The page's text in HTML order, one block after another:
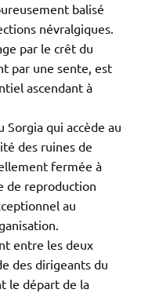
balisé
névralgiques.
par le crêt du
par une sente, est
ascendant à
qui accède au
des ruines de
fermée à
de reproduction
au
entre les deux
des dirigeants du
le départ de la